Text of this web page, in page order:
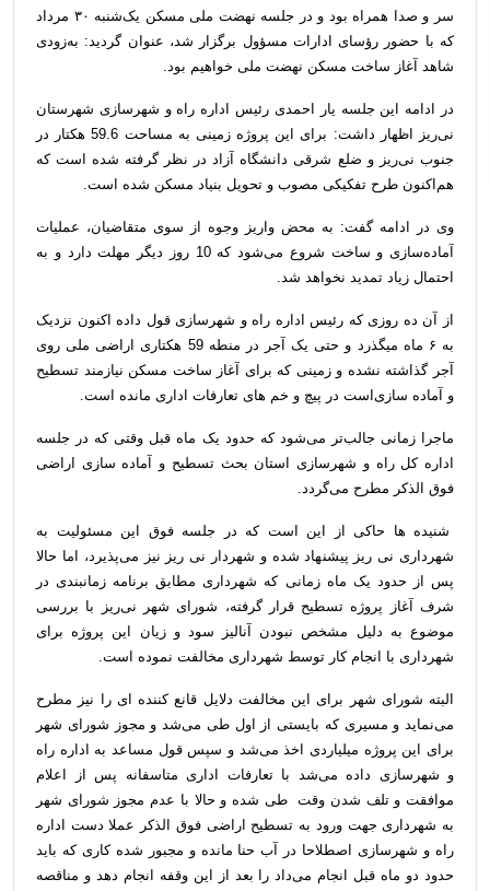
سر و صدا همراه بود و در جلسه نهضت ملی مسکن یک‌شنبه ۳۰ مرداد
که با حضور رؤسای ادارات مسؤول برگزار شد، عنوان گردید: به‌زودی
شاهد آغاز ساخت مسکن نهضت ملی خواهیم بود.
در ادامه این جلسه یار احمدی رئیس اداره راه و شهرسازی شهرستان
نی‌ریز اظهار داشت: برای این پروژه زمینی به مساحت 59.6 هکتار در
جنوب نی‌ریز و ضلع شرقی دانشگاه آزاد در نظر گرفته شده است که
هم‌اکنون طرح تفکیکی مصوب و تحویل بنیاد مسکن شده است.
وی در ادامه گفت: به محض واریز وجوه از سوی متقاضیان، عملیات
آماده‌سازی و ساخت شروع می‌شود که 10 روز دیگر مهلت دارد و به
احتمال زیاد تمدید نخواهد شد.
از آن ده روزی که رئیس اداره راه و شهرسازی قول داده اکنون نزدیک
به ۶ ماه میگذرد و حتی یک آجر در منطه 59 هکتاری اراضی ملی روی
آجر گذاشته نشده و زمینی که برای آغاز ساخت مسکن نیازمند تسطیح
و آماده سازی‌است در پیچ و خم های تعارفات اداری مانده است.
ماجرا زمانی جالب‌تر می‌شود که حدود یک ماه قبل وقتی که در جلسه
اداره کل راه و شهرسازی استان بحث تسطیح و آماده سازی اراضی
فوق الذکر مطرح می‌گردد.
شنیده ها حاکی از این است که در جلسه فوق این مسئولیت به
شهرداری نی ریز پیشنهاد شده و شهردار نی ریز نیز می‌پذیرد، اما حالا
پس از حدود یک ماه زمانی که شهرداری مطابق برنامه زمانبندی در
شرف آغاز پروژه تسطیح قرار گرفته، شورای شهر نی‌ریز با بررسی
موضوع به دلیل مشخص نبودن آنالیز سود و زیان این پروژه برای
شهرداری با انجام کار توسط شهرداری مخالفت نموده است.
البته شورای شهر برای این مخالفت دلایل قانع کننده ای را نیز مطرح
می‌نماید و مسیری که بایستی از اول طی می‌شد و مجوز شورای شهر
برای این پروژه میلیاردی اخذ می‌شد و سپس قول مساعد به اداره راه
و شهرسازی داده می‌شد با تعارفات اداری متاسفانه پس از اعلام
موافقت و تلف شدن وقت طی شده و حالا با عدم مجوز شورای شهر
به شهرداری جهت ورود به تسطیح اراضی فوق الذکر عملا دست اداره
راه و شهرسازی اصطلاحا در آب حنا مانده و مجبور شده کاری که باید
حدود دو ماه قبل انجام می‌داد را بعد از این وقفه انجام دهد و مناقصه